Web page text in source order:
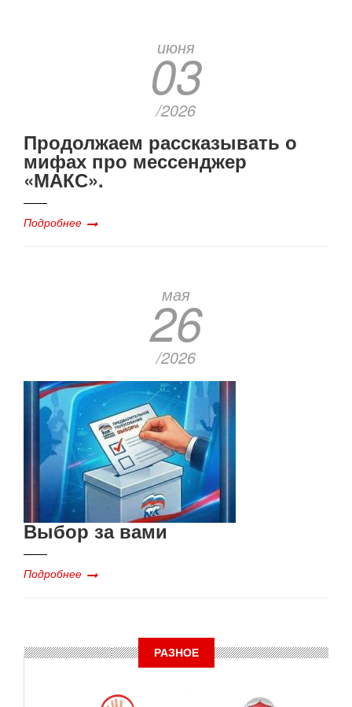
июня
03
/2026
Продолжаем рассказывать о
мифах про мессенджер
«МАКС».
Подробнее
мая
26
/2026
Выбор за вами
Подробнее
РАЗНОЕ